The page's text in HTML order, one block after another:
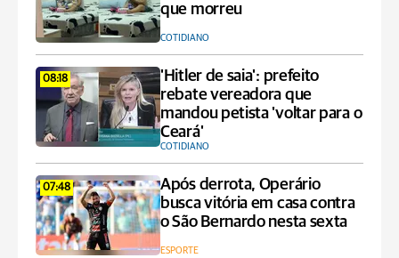
que morreu
COTIDIANO
08:18
'Hitler de saia': prefeito
rebate vereadora que
mandou petista 'voltar para o
Ceará'
COTIDIANO
07:48
Após derrota, Operário
busca vitória em casa contra
o São Bernardo nesta sexta
ESPORTE